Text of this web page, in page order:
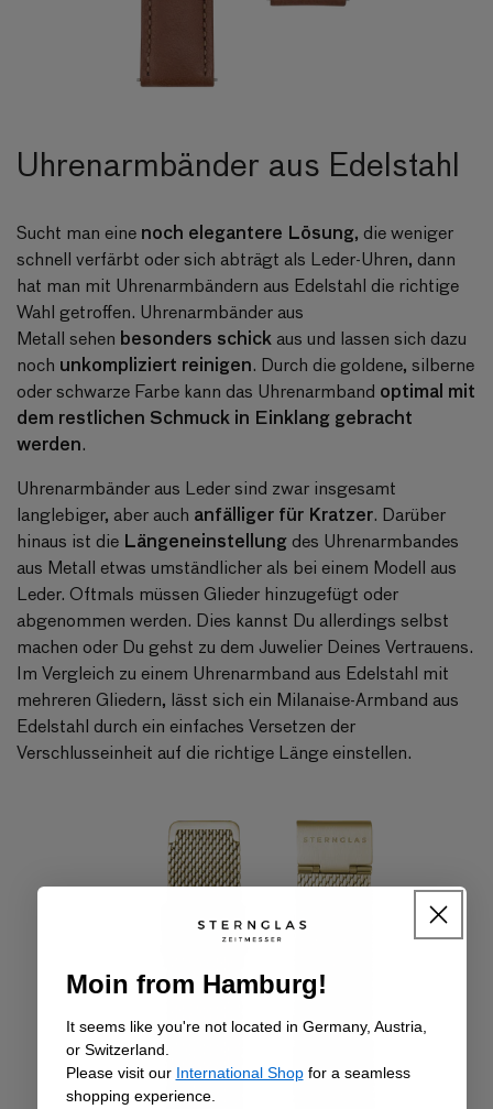
Uhrenarmbänder aus Edelstahl
Sucht man eine noch elegantere Lösung, die weniger
schnell verfärbt oder sich abträgt als Leder-Uhren, dann
hat man mit Uhrenarmbändern aus Edelstahl die richtige
Wahl getroffen. Uhrenarmbänder aus
Metall sehen besonders schick aus und lassen sich dazu
noch unkompliziert reinigen. Durch die goldene, silberne
oder schwarze Farbe kann das Uhrenarmband optimal mit
dem restlichen Schmuck in Einklang gebracht
werden.
Uhrenarmbänder aus Leder sind zwar insgesamt
langlebiger, aber auch anfälliger für Kratzer. Darüber
hinaus ist die Längeneinstellung des Uhrenarmbandes
aus Metall etwas umständlicher als bei einem Modell aus
Leder. Oftmals müssen Glieder hinzugefügt oder
abgenommen werden. Dies kannst Du allerdings selbst
machen oder Du gehst zu dem Juwelier Deines Vertrauens.
Im Vergleich zu einem Uhrenarmband aus Edelstahl mit
mehreren Gliedern, lässt sich ein Milanaise-Armband aus
Edelstahl durch ein einfaches Versetzen der
Verschlusseinheit auf die richtige Länge einstellen.
Moin from Hamburg!
It seems like you're not located in Germany, Austria,
or Switzerland.
Please visit our International Shop for a seamless
shopping experience.